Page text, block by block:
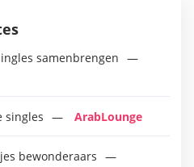
samenbrengen
singles ArabLounge
bewonderaars